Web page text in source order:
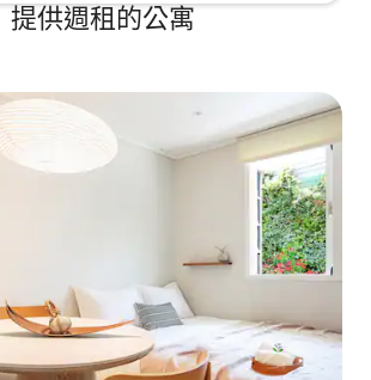
提供週租的公寓